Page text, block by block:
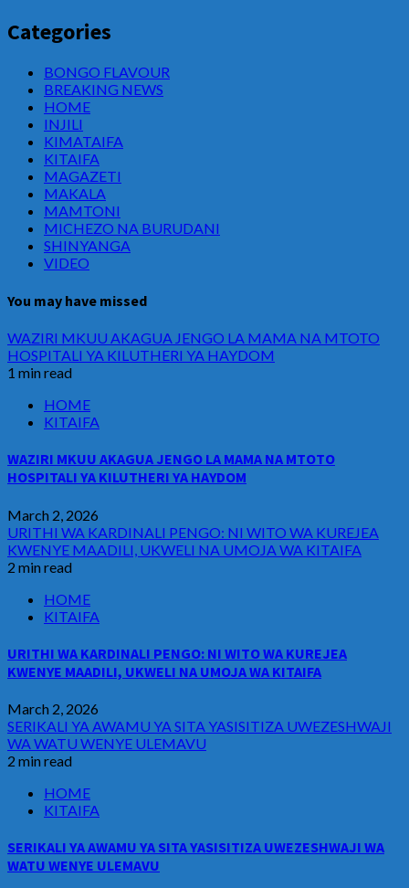
Categories
BONGO FLAVOUR
BREAKING NEWS
HOME
INJILI
KIMATAIFA
KITAIFA
MAGAZETI
MAKALA
MAMTONI
MICHEZO NA BURUDANI
SHINYANGA
VIDEO
You may have missed
WAZIRI MKUU AKAGUA JENGO LA MAMA NA MTOTO
HOSPITALI YA KILUTHERI YA HAYDOM
1 min read
HOME
KITAIFA
WAZIRI MKUU AKAGUA JENGO LA MAMA NA MTOTO
HOSPITALI YA KILUTHERI YA HAYDOM
March 2, 2026
URITHI WA KARDINALI PENGO: NI WITO WA KUREJEA
KWENYE MAADILI, UKWELI NA UMOJA WA KITAIFA
2 min read
HOME
KITAIFA
URITHI WA KARDINALI PENGO: NI WITO WA KUREJEA
KWENYE MAADILI, UKWELI NA UMOJA WA KITAIFA
March 2, 2026
SERIKALI YA AWAMU YA SITA YASISITIZA UWEZESHWAJI
WA WATU WENYE ULEMAVU
2 min read
HOME
KITAIFA
SERIKALI YA AWAMU YA SITA YASISITIZA UWEZESHWAJI WA
WATU WENYE ULEMAVU